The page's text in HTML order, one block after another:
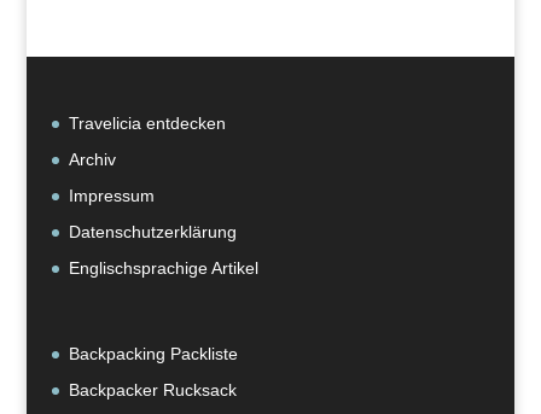
Travelicia entdecken
Archiv
Impressum
Datenschutzerklärung
Englischsprachige Artikel
Backpacking Packliste
Backpacker Rucksack